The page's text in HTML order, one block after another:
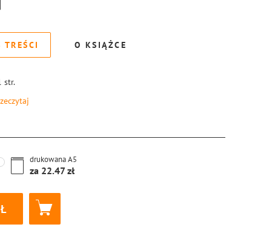
TREŚCI O KSIĄŻCE
str.
drukowanaA5
za 22.47